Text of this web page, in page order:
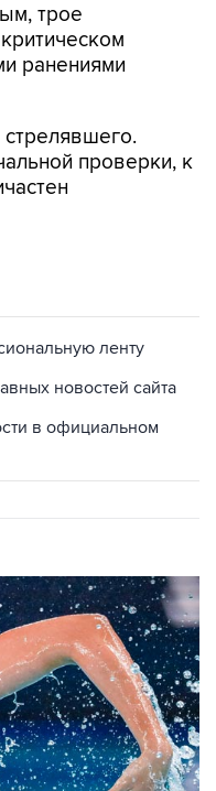
трое
ранениями
проверки, к
ленту
новостей сайта
в официальном